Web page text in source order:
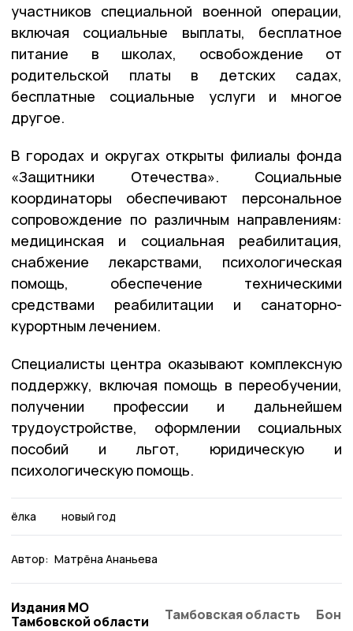
участников специальной военной операции,
включая социальные выплаты, бесплатное
питание в школах, освобождение от
родительской платы в детских садах,
бесплатные социальные услуги и многое
другое.
В городах и округах открыты филиалы фонда
«Защитники Отечества». Социальные
координаторы обеспечивают персональное
сопровождение по различным направлениям:
медицинская и социальная реабилитация,
снабжение лекарствами, психологическая
помощь, обеспечение техническими
средствами реабилитации и санаторно-
курортным лечением.
Специалисты центра оказывают комплексную
поддержку, включая помощь в переобучении,
получении профессии и дальнейшем
трудоустройстве, оформлении социальных
пособий и льгот, юридическую и
психологическую помощь.
ёлка новый год
Автор: Матрёна Ананьева
Издания МО
Тамбовской области
Тамбовская область